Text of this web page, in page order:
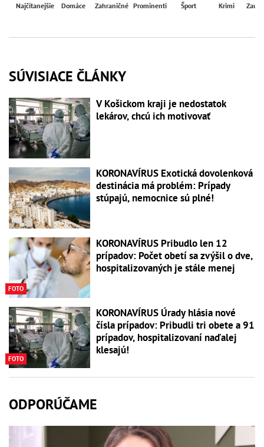
Najčítanejšie Domáce Zahraničné Prominenti Šport Krimi
SÚVISIACE ČLÁNKY
V Košickom kraji je nedostatok
lekárov, chcú ich motivovať
KORONAVÍRUS Exotická dovolenková
destinácia má problém: Prípady
stúpajú, nemocnice sú plné!
FOTO
KORONAVÍRUS Pribudlo len 12
prípadov: Počet obetí sa zvýšil o dve,
hospitalizovaných je stále menej
FOTO
KORONAVÍRUS Úrady hlásia nové
čísla prípadov: Pribudli tri obete a 91
prípadov, hospitalizovaní naďalej
klesajú!
ODPORÚČAME